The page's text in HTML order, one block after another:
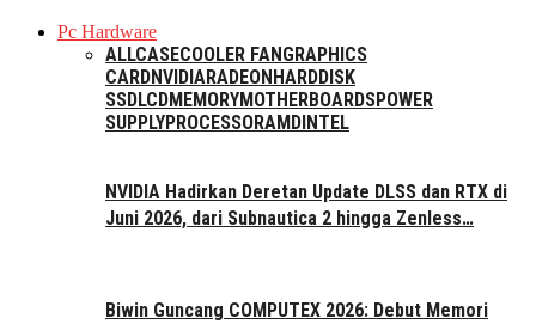
Pc Hardware
ALLCASECOOLER FAN GRAPHICS
CARDNVIDIARADEON HARDDISK
SSDLCDMEMORYMOTHERBOARDSPOWER
SUPPLYPROCESSORAMD INTEL
NVIDIA Hadirkan Deretan Update DLSS dan RTX di
Juni 2026, dari Subnautica 2 hingga Zenless…
Biwin Guncang COMPUTEX 2026: Debut Memori